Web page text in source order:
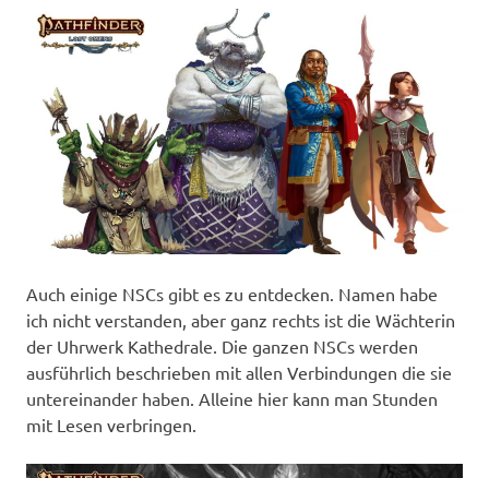
Auch einige NSCs gibt es zu entdecken. Namen habe
ich nicht verstanden, aber ganz rechts ist die Wächterin
der Uhrwerk Kathedrale. Die ganzen NSCs werden
ausführlich beschrieben mit allen Verbindungen die sie
untereinander haben. Alleine hier kann man Stunden
mit Lesen verbringen.